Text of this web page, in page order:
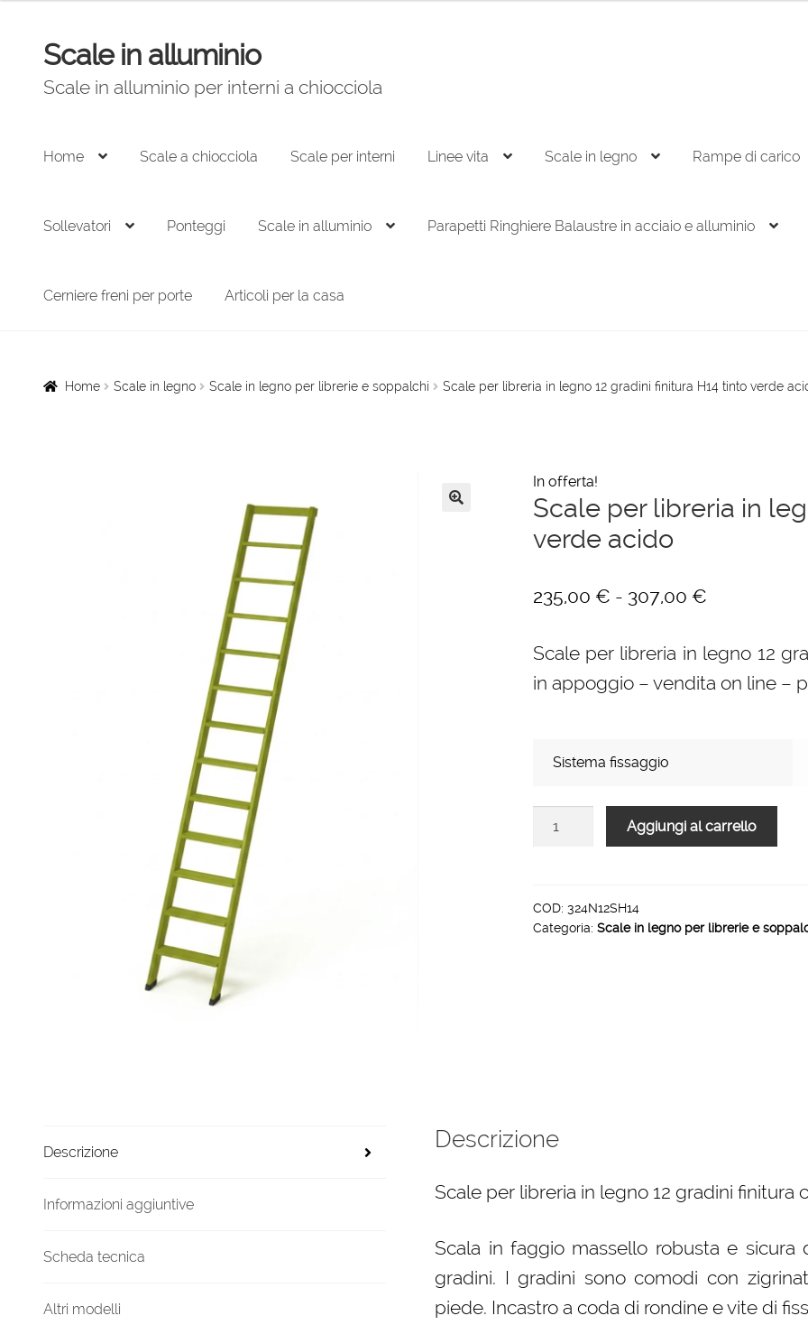
Vai
alla
navigazione
Vai
al
contenuto
Scale in alluminio
Scale in alluminio per interni a chiocciola
Home Scale a chiocciola Scale per interni Linee vita Scale in legno Rampe di carico
Sollevatori Ponteggi Scale in alluminio Parapetti Ringhiere Balaustre in acciaio e alluminio
Cerniere freni per porte Articoli per la casa
Home Scale in legno Scale in legno per librerie e soppalchi Scale per libreria in legno 12 gradini finitura H14 tinto verde
In offerta!
Scale per libreria in
verde acido
235,00 € - 307,00 €Fascia
prezzo:
da
Scale per libreria in legno 12
in appoggio – vendita on line –
Sistema fissaggio
legno
12
Aggiungi al carrello
COD: 324N12SH14
Categoria: Scale in legno per librerie e
Descrizione
Informazioni aggiuntive
Scheda tecnica
Altri modelli
Descrizione
Scale per libreria in legno 12 gradini finitura
Scala in faggio massello robusta e
gradini. I gradini sono comodi con
piede. Incastro a coda di rondine e vite di
235,00 €
307,00 €